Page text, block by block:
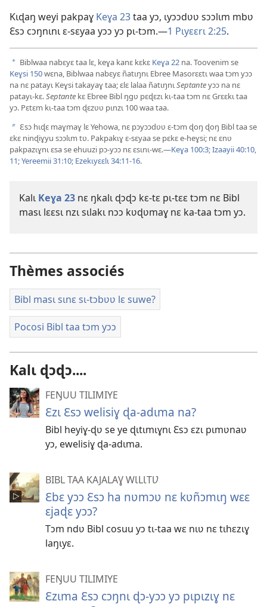
Kɩɖaŋ weyi pakpaɣ Keɣa 23taa yɔ, ɩyɔɔdʋʋ sɔɔlɩm mbʋ
Ɛsɔ cɔŋnɩnɩ ɛ-sɛyaa yɔɔ yɔ pɩ-tɔm.—1 Pɩyɛɛrɩ 2:25.
a Biblwaa nabɛyɛ taa lɛ, keɣa kanɛ kɛkɛ Keɣa 22 na. Toovenim se
Keɣsi 150wɛna, Biblwaa nabɛyɛ ñatɩŋnɩ Ebree Masorɛɛtɩ waa tɔm yɔɔ
na nɛ patayɩ Keɣsi takayaɣ taa; ɛlɛ lalaa ñatɩŋnɩSeptanteyɔɔ na nɛ
patayɩ-kɛ.Septante kɛ Ebree Bibl ŋgʋ pɛɖɛzɩ kɩ-taa tɔm nɛ Grɛɛkɩ taa
yɔ. Pɛtɛm kɩ-taa tɔm ɖɛzʋʋ pɩnzɩ 100 waa taa.
b Ɛsɔ hɩɖɛ maɣmaɣ lɛ Yehowa, nɛ pɔyɔɔdʋʋ ɛ-tɔm ɖoŋ ɖoŋ Bibl taa se
ɛkɛ ninɖiɣyu sɔɔlɩm tʋ. Pakpakɩɣ ɛ-sɛyaa se pɛkɛ e-heɣsi; nɛ ɛnʋ
pakpazɩɣnɩ ɛsa se ehuuzi pɔ-yɔɔ nɛ ɛsɩnɩ-wɛ.—Keɣa 100:3;Izaayii 40:10,
11;Yereemii 31:10; Ezekɩyɛɛlɩ 34:11-16.
Kalɩ Keɣa 23 nɛ ŋkalɩ ɖɔɖɔ kɛ-tɛ pɩ-tɛɛ tɔm nɛ Bibl
masɩ lɛɛsɩ nzɩ sɩlakɩ nɔɔ kʋɖʋmaɣ nɛ ka-taa tɔm yɔ.
Thèmes associés
Bibl masɩ sɩnɛ sɩ-tɔbʋʋ lɛ suwe?
Pocosi Bibl taa tɔm yɔɔ
Kalɩ ɖɔɖɔ....
FEŊUU TILIMIYE
Ɛzɩ Ɛsɔ welisiɣ ɖa-adɩma na?
Bibl heyiɣ-ɖʋ se ye ɖɩtɩmɩɣnɩ Ɛsɔ ɛzɩ pɩmʋnaʋ
yɔ, ewelisiɣ ɖa-adɩma.
BIBL TAA KAJALAƔ WƖLƖTƲ
Ɛbɛ yɔɔ Ɛsɔ ha nʋmɔʋ nɛ kʋñɔmɩŋ wɛɛ
ɛjaɖɛ yɔɔ?
Tɔm ndʋ Bibl cosuu yɔ tɩ-taa wɛ nɩʋ nɛ tɩhɛzɩɣ
laŋɩyɛ.
FEŊUU TILIMIYE
Ɛzɩma Ɛsɔ cɔŋnɩ ɖɔ-yɔɔ yɔ pɩpɩzɩɣ nɛ